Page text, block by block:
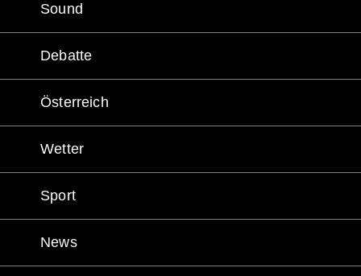
Sound
Debatte
Österreich
Wetter
Sport
News